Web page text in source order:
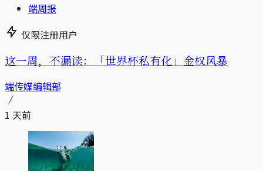
端周报
仅限注册用户
这一周，不漏读：「世界杯私有化」金权风暴
端传媒编辑部
1 天前